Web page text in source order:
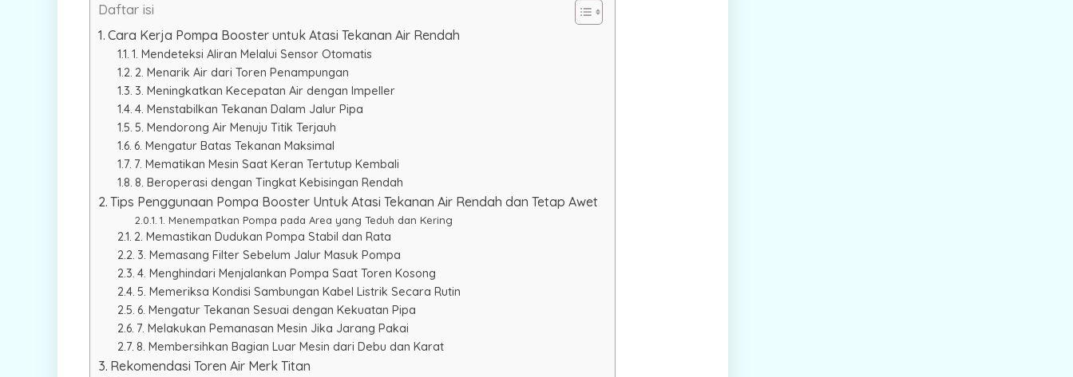
Daftar isi
Cara Kerja Pompa Booster untuk Atasi Tekanan Air Rendah
1. Mendeteksi Aliran Melalui Sensor Otomatis
2. Menarik Air dari Toren Penampungan
3. Meningkatkan Kecepatan Air dengan Impeller
4. Menstabilkan Tekanan Dalam Jalur Pipa
5. Mendorong Air Menuju Titik Terjauh
6. Mengatur Batas Tekanan Maksimal
7. Mematikan Mesin Saat Keran Tertutup Kembali
8. Beroperasi dengan Tingkat Kebisingan Rendah
Tips Penggunaan Pompa Booster Untuk Atasi Tekanan Air Rendah dan Tetap Awet
1. Menempatkan Pompa pada Area yang Teduh dan Kering
2. Memastikan Dudukan Pompa Stabil dan Rata
3. Memasang Filter Sebelum Jalur Masuk Pompa
4. Menghindari Menjalankan Pompa Saat Toren Kosong
5. Memeriksa Kondisi Sambungan Kabel Listrik Secara Rutin
6. Mengatur Tekanan Sesuai dengan Kekuatan Pipa
7. Melakukan Pemanasan Mesin Jika Jarang Pakai
8. Membersihkan Bagian Luar Mesin dari Debu dan Karat
Rekomendasi Toren Air Merk Titan